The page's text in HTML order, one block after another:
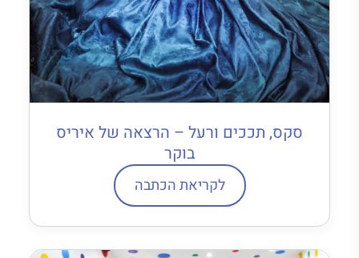
סקס, תככים ורעל – הרצאה של איריס
בוקר
לקריאת הכתבה